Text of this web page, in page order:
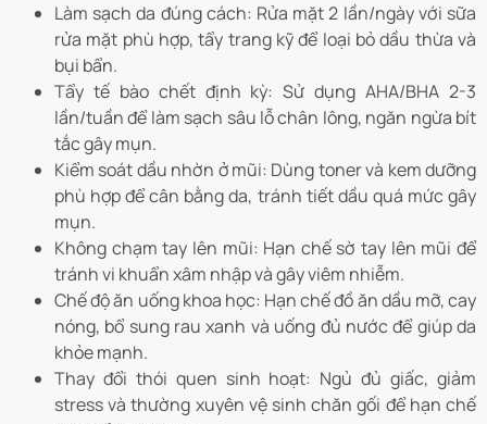
Làm sạch da đúng cách: Rửa mặt 2 lần/ngày với sữa
rửa mặt phù hợp, tẩy trang kỹ để loại bỏ dầu thừa và
bụi bẩn.
Tẩy tế bào chết định kỳ: Sử dụng AHA/BHA 2-3
lần/tuần để làm sạch sâu lỗ chân lông, ngăn ngừa bít
tắc gây mụn.
Kiểm soát dầu nhờn ở mũi: Dùng toner và kem dưỡng
phù hợp để cân bằng da, tránh tiết dầu quá mức gây
mụn.
Không chạm tay lên mũi: Hạn chế sờ tay lên mũi để
tránh vi khuẩn xâm nhập và gây viêm nhiễm.
Chế độ ăn uống khoa học: Hạn chế đồ ăn dầu mỡ, cay
nóng, bổ sung rau xanh và uống đủ nước để giúp da
khỏe mạnh.
Thay đổi thói quen sinh hoạt: Ngủ đủ giấc, giảm
stress và thường xuyên vệ sinh chăn gối để hạn chế